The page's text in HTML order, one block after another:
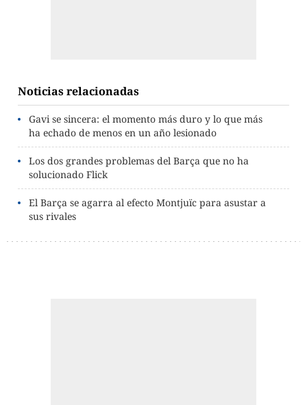
Noticias relacionadas
Gavi se sincera: el momento más duro y lo que más
ha echado de menos en un año lesionado
Los dos grandes problemas del Barça que no ha
solucionado Flick
El Barça se agarra al efecto Montjuïc para asustar a
sus rivales